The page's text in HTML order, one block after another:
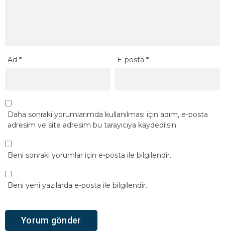
Ad * E-posta*
Daha sonraki yorumlarımda kullanılması için adım, e-posta
adresim ve site adresim bu tarayıcıya kaydedilsin.
Beni sonraki yorumlar için e-posta ile bilgilendir.
Beni yeni yazılarda e-posta ile bilgilendir.